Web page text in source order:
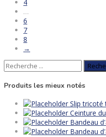
4
…
6
7
8
→
Recherche
de
:Produits les mieux notés
Slip tricoté
Ceinture
Bandeau
Bandeau